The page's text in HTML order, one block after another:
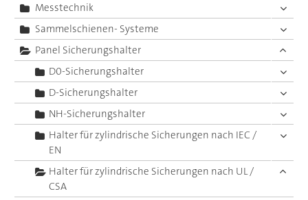
Messtechnik
Sammelschienen- Systeme
Panel Sicherungshalter
D0-Sicherungshalter
D-Sicherungshalter
NH-Sicherungshalter
Halter für zylindrische Sicherungen nach IEC /
EN
Halter für zylindrische Sicherungen nach UL /
CSA